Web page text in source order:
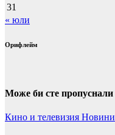
31
« юли
Орифлейм
Може би сте пропуснали
Кино и телевизия Новини